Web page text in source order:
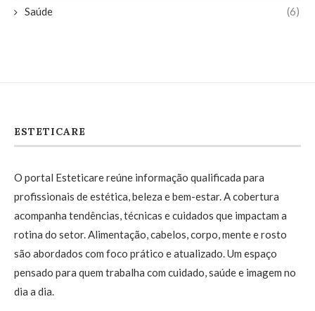
Saúde (6)
ESTETICARE
O portal Esteticare reúne informação qualificada para
profissionais de estética, beleza e bem-estar. A cobertura
acompanha tendências, técnicas e cuidados que impactam a
rotina do setor. Alimentação, cabelos, corpo, mente e rosto
são abordados com foco prático e atualizado. Um espaço
pensado para quem trabalha com cuidado, saúde e imagem no
dia a dia.